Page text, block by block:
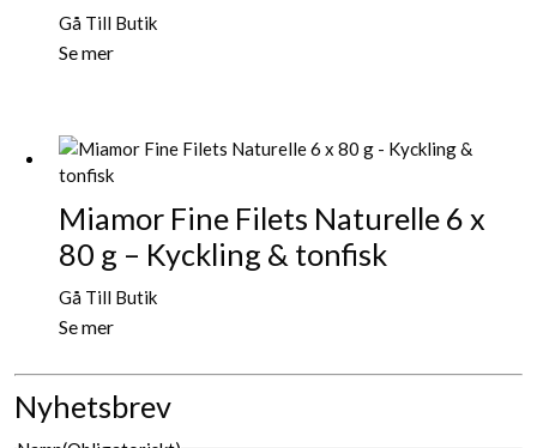
Gå Till Butik
Se mer
Miamor Fine Filets Naturelle 6 x
80 g – Kyckling & tonfisk
Gå Till Butik
Se mer
Nyhetsbrev